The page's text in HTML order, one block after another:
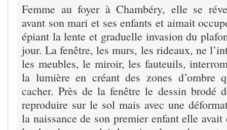
Femme au foyer à Chambéry, elle se
avant son mari et ses enfants et aimait
épiant la lente et graduelle invasion du
jour. La fenêtre, les murs, les rideaux, ne
les meubles, le miroir, les fauteuils,
la lumière en créant des zones d’ombre
cacher. Près de la fenêtre le dessin brodé
reproduire sur le sol mais avec une
la naissance de son premier enfant elle